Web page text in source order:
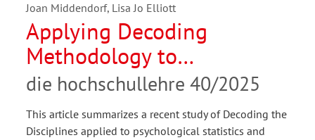
Joan Middendorf, Lisa Jo Elliott
Applying Decoding
Methodology to
Psychological Statistics
and Other Applications
die hochschullehre 40/2025
This article summarizes a recent study of Decoding the
Disciplines applied to psychological statistics and